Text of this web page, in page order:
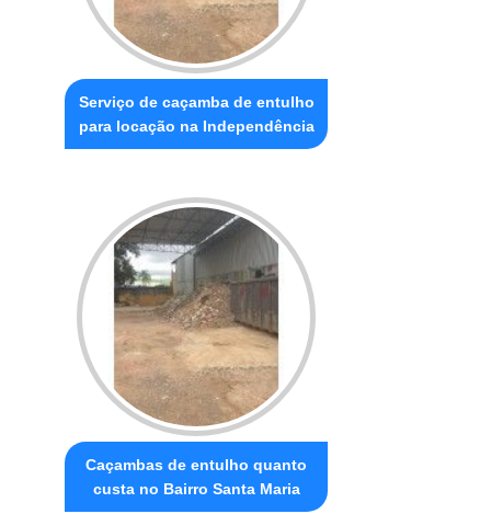
Serviço de caçamba de entulho
para locação na Independência
Caçambas de entulho quanto
custa no Bairro Santa Maria